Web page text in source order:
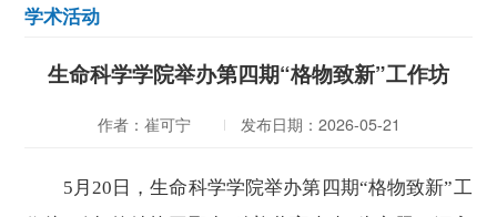
学术活动
生命科学学院举办第四期“格物致新”工作坊
作者：崔可宁 发布日期：2026-05-21
5月20日，生命科学学院举办第四期“格物致新”工